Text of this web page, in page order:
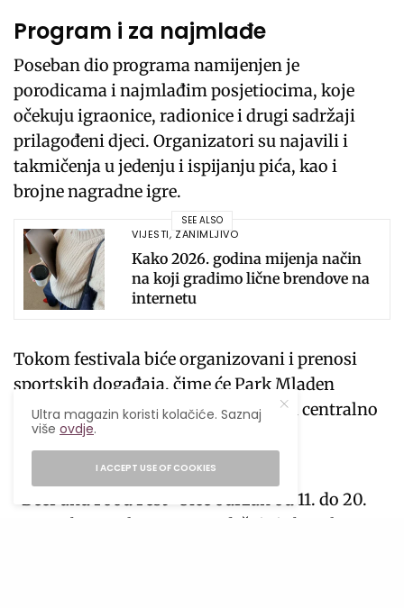
Program i za najmlađe
Poseban dio programa namijenjen je
porodicama i najmlađim posjetiocima, koje
očekuju igraonice, radionice i drugi sadržaji
prilagođeni djeci. Organizatori su najavili i
takmičenja u jedenju i ispijanju pića, kao i
brojne nagradne igre.
SEE ALSO
VIJESTI, ZANIMLJIVO
Kako 2026. godina mijenja način
na koji gradimo lične brendove na
internetu
Tokom festivala biće organizovani i prenosi
sportskih događaja, čime će Park Mladen
Stojanović tokom deset dana postati centralno
mjesto okupljanja ljubitelja zabave,
gastronomije i muzike.
“Beer and Food Fest” biće održan od 11. do 20.
septembra, a ulaz na sve sadržaje je besplatan
Ultra magazin koristi kolačiće. Saznaj
višeovdje.
I ACCEPT USE OF COOKIES